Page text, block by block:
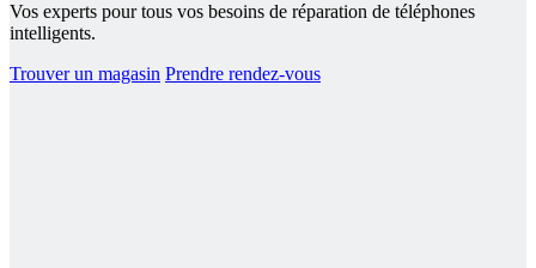
Vos experts pour tous vos besoins de réparation de téléphones
intelligents.
Trouver un magasin Prendre rendez-vous